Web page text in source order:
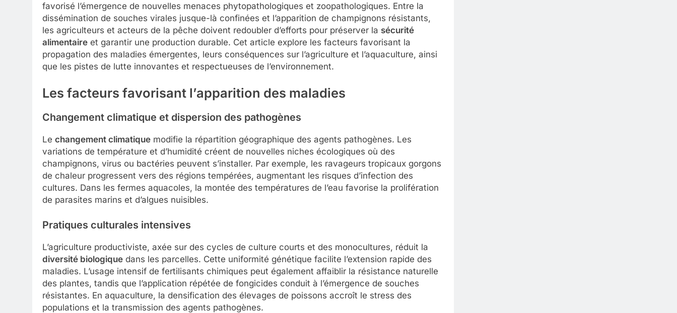
favorisé l’émergence de nouvelles menaces phytopathologiques et zoopathologiques. Entre la
dissémination de souches virales jusque-là confinées et l’apparition de champignons résistants,
les agriculteurs et acteurs de la pêche doivent redoubler d’efforts pour préserver la sécurité
alimentaire et garantir une production durable. Cet article explore les facteurs favorisant la
propagation des maladies émergentes, leurs conséquences sur l’agriculture et l’aquaculture, ainsi
que les pistes de lutte innovantes et respectueuses de l’environnement.
Les facteurs favorisant l’apparition des maladies
Changement climatique et dispersion des pathogènes
Le changement climatique modifie la répartition géographique des agents pathogènes. Les
variations de température et d’humidité créent de nouvelles niches écologiques où des
champignons, virus ou bactéries peuvent s’installer. Par exemple, les ravageurs tropicaux gorgons
de chaleur progressent vers des régions tempérées, augmentant les risques d’infection des
cultures. Dans les fermes aquacoles, la montée des températures de l’eau favorise la prolifération
de parasites marins et d’algues nuisibles.
Pratiques culturales intensives
L’agriculture productiviste, axée sur des cycles de culture courts et des monocultures, réduit la
diversité biologique dans les parcelles. Cette uniformité génétique facilite l’extension rapide des
maladies. L’usage intensif de fertilisants chimiques peut également affaiblir la résistance naturelle
des plantes, tandis que l’application répétée de fongicides conduit à l’émergence de souches
résistantes. En aquaculture, la densification des élevages de poissons accroît le stress des
populations et la transmission des agents pathogènes.